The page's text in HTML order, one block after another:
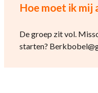
Hoe moet ik mij
De groep zit vol.
starten?